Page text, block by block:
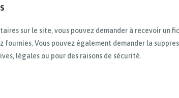
sur le site, vous pouvez demander à recevoir un
Vous pouvez également demander la
légales ou pour des raisons de sécurité.